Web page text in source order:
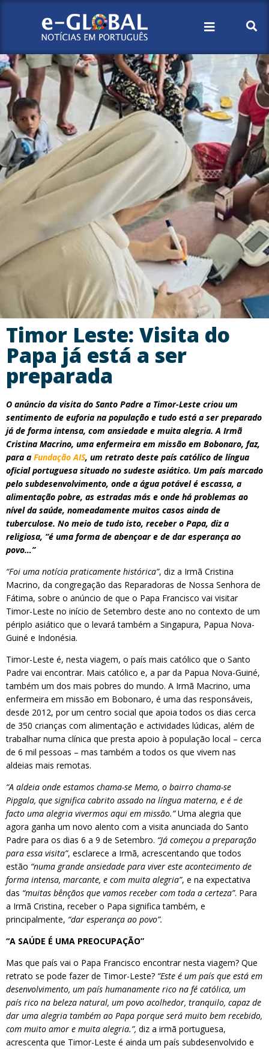
Timor Leste: Visita do
Papa já está a ser
preparada
O anúncio da visita do Santo Padre a Timor-Leste criou um
sentimento de euforia na população e tudo está a ser preparado
já de forma intensa, com ansiedade e muita alegria. A Irmã
Cristina Macrino, uma enfermeira em missão em Bobonaro, faz,
para a Fundação AIS, um retrato deste país católico de língua
oficial portuguesa situado no sudeste asiático. Um país marcado
pelo subdesenvolvimento, onde a água potável é escassa, a
alimentação pobre, as estradas más e onde há problemas ao
nível da saúde, nomeadamente muitos casos ainda de
tuberculose. No meio de tudo isto, receber o Papa, diz a
religiosa, “é uma forma de abençoar e de dar esperança ao
povo…”
“Foi uma notícia praticamente histórica”, diz a Irmã Cristina
Macrino, da congregação das Reparadoras de Nossa Senhora de
Fátima, sobre o anúncio de que o Papa Francisco vai visitar
Timor-Leste no início de Setembro deste ano no contexto de um
périplo asiático que o levará também a Singapura, Papua Nova-
Guiné e Indonésia.
Timor-Leste é, nesta viagem, o país mais católico que o Santo
Padre vai encontrar. Mais católico e, a par da Papua Nova-Guiné,
também um dos mais pobres do mundo. A Irmã Macrino, uma
enfermeira em missão em Bobonaro, é uma das responsáveis,
desde 2012, por um centro social que apoia todos os dias cerca
de 350 crianças com alimentação e actividades lúdicas, além de
trabalhar numa clínica que presta apoio à população local – cerca
de 6 mil pessoas – mas também a todos os que vivem nas
aldeias mais remotas.
“A aldeia onde estamos chama-se Memo, o bairro chama-se
Pipgala, que significa cabrito assado na língua materna, e é de
facto uma alegria vivermos aqui em missão.”Uma alegria que
agora ganha um novo alento com a visita anunciada do Santo
Padre para os dias 6 a 9 de Setembro. “Já começou a preparação
para essa visita”, esclarece a Irmã, acrescentando que todos
estão “numa grande ansiedade para viver este acontecimento de
forma intensa, marcante, e com muita alegria”, e na expectativa
das “muitas bênçãos que vamos receber com toda a certeza”. Para
a Irmã Cristina, receber o Papa significa também, e
principalmente, “dar esperança ao povo”.
“A SAÚDE É UMA PREOCUPAÇÃO”
Mas que país vai o Papa Francisco encontrar nesta viagem? Que
retrato se pode fazer de Timor-Leste? “Este é um país que está em
desenvolvimento, um país humanamente rico na fé católica, um
país rico na beleza natural, um povo acolhedor, tranquilo, capaz de
dar uma alegria também ao Papa porque será muito bem recebido,
com muito amor e muita alegria.”, diz a irmã portuguesa,
acrescenta que Timor-Leste é ainda um país subdesenvolvido e